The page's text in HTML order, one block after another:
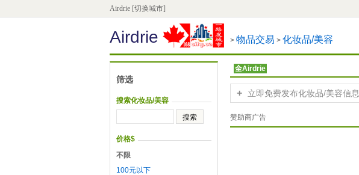
Airdrie [切换城市]
Airdrie > 物品交易 > 化妆品/美容
筛选
搜索化妆品/美容
价格$
不限
100元以下
全Airdrie
+ 立即免费发布化妆品/美容信息
赞助商广告